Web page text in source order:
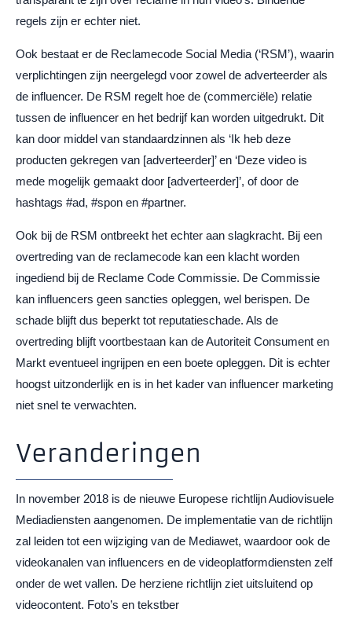
regels zijn er echter niet.
Ook bestaat er de Reclamecode Social Media (‘RSM’), waarin
verplichtingen zijn neergelegd voor zowel de adverteerder als
de influencer. De RSM regelt hoe de (commerciële) relatie
tussen de influencer en het bedrijf kan worden uitgedrukt. Dit
kan door middel van standaardzinnen als ‘Ik heb deze
producten gekregen van [adverteerder]’ en ‘Deze video is
mede mogelijk gemaakt door [adverteerder]’, of door de
hashtags #ad, #spon en #partner.
Ook bij de RSM ontbreekt het echter aan slagkracht. Bij een
overtreding van de reclamecode kan een klacht worden
ingediend bij de Reclame Code Commissie. De Commissie
kan influencers geen sancties opleggen, wel berispen. De
schade blijft dus beperkt tot reputatieschade. Als de
overtreding blijft voortbestaan kan de Autoriteit Consument en
Markt eventueel ingrijpen en een boete opleggen. Dit is echter
hoogst uitzonderlijk en is in het kader van influencer marketing
niet snel te verwachten.
Veranderingen
In november 2018 is de nieuwe Europese richtlijn Audiovisuele
Mediadiensten aangenomen. De implementatie van de richtlijn
zal leiden tot een wijziging van de Mediawet, waardoor ook de
videokanalen van influencers en de videoplatformdiensten zelf
onder de wet vallen. De herziene richtlijn ziet uitsluitend op
videocontent. Foto’s en tekstber